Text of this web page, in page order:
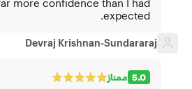
more confidence than I had
expected.
Devraj Krishnan-Sundararaj
5.0 ممتاز